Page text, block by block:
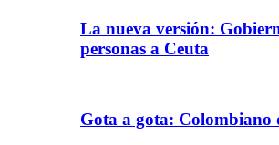
La nueva versión:
personas a Ceuta
Gota a gota: Colombiano